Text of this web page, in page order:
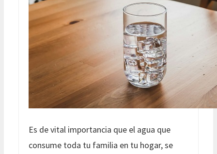
Es de vital importancia que el agua que
consume toda tu familia en tu hogar, se